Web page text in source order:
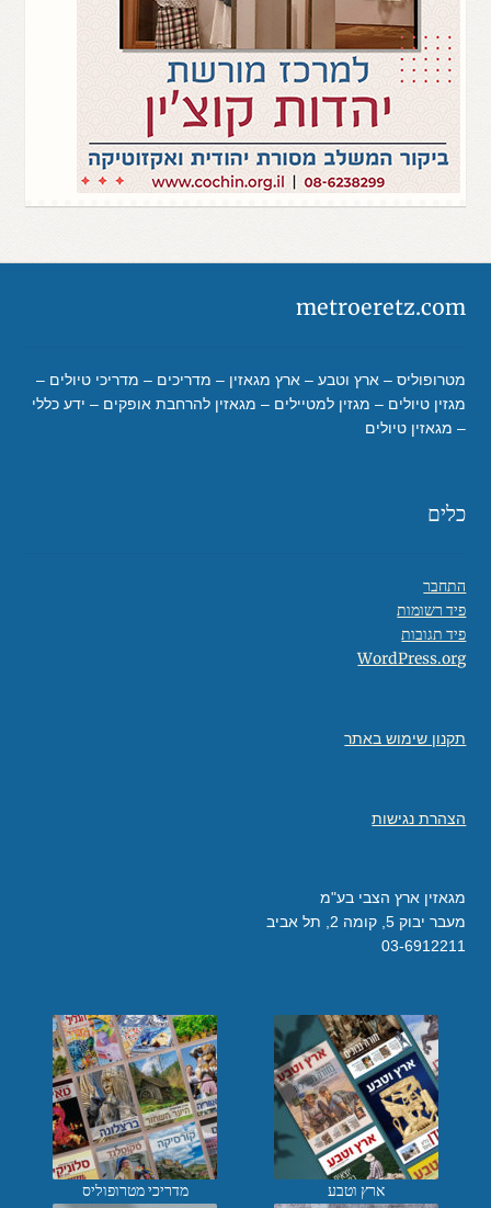
metroeretz.com
מטרופוליס – ארץ וטבע – ארץ מגאזין – מדריכים – מדריכי טיולים –
מגזין טיולים – מגזין למטיילים – מגאזין להרחבת אופקים – ידע כללי
– מגאזין טיולים
כלים
התחבר
פיד רשומות
פיד תגובות
WordPress.org
תקנון שימוש באתר
הצהרת נגישות
מגאזין ארץ הצבי בע"מ
מעבר יבוק 5, קומה 2, תל אביב
03-6912211
ארץ וטבע מדריכי מטרופוליס